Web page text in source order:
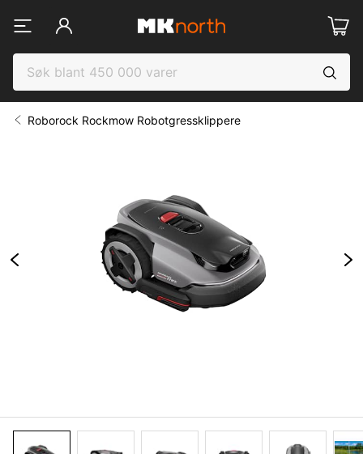
Roborock Rockmow Robotgressklippere